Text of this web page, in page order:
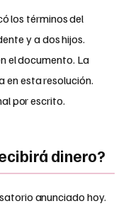
los términos del
y a dos hijos.
el documento. La
en esta resolución.
por escrito.
dinero?
anunciado hoy.